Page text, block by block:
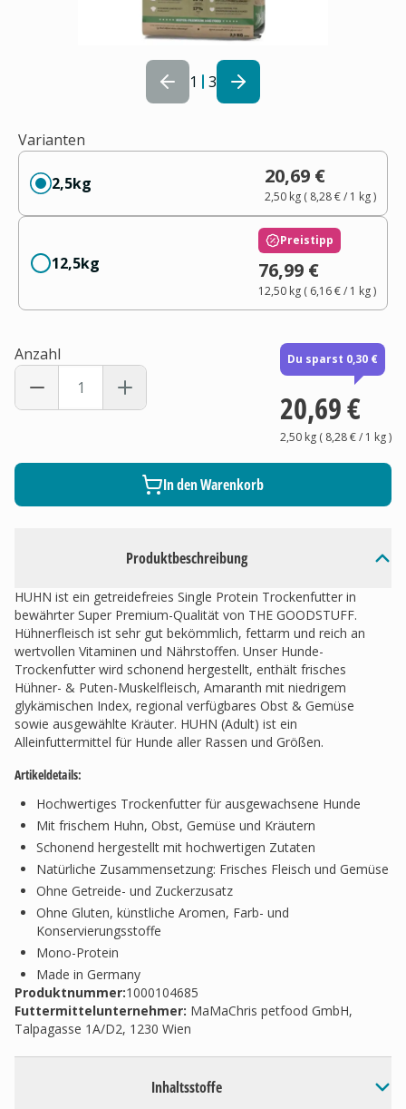
1 3
Produktbeschreibung
HUHN ist ein getreidefreies Single Protein Trockenfutter in
bewährter Super Premium-Qualität von THE GOODSTUFF.
Hühnerfleisch ist sehr gut bekömmlich, fettarm und reich an
wertvollen Vitaminen und Nährstoffen. Unser Hunde-
Trockenfutter wird schonend hergestellt, enthält frisches
Hühner- & Puten-Muskelfleisch, Amaranth mit niedrigem
glykämischen Index, regional verfügbares Obst & Gemüse
sowie ausgewählte Kräuter. HUHN (Adult) ist ein
Alleinfuttermittel für Hunde aller Rassen und Größen.
Artikeldetails:
Hochwertiges Trockenfutter für ausgewachsene Hunde
Mit frischem Huhn, Obst, Gemüse und Kräutern
Schonend hergestellt mit hochwertigen Zutaten
Natürliche Zusammensetzung: Frisches Fleisch und Gemüse
Ohne Getreide- und Zuckerzusatz
Ohne Gluten, künstliche Aromen, Farb- und
Konservierungsstoffe
Mono-Protein
Made in Germany
Produktnummer:1000104685
Futtermittelunternehmer: MaMaChris petfood GmbH,
Talpagasse 1A/D2, 1230 Wien
Inhaltsstoffe
Varianten
2,5kg 20,69 €
2,50 kg( 8,28 €/ 1 kg)
12,5kg
Preistipp
76,99 €
12,50 kg( 6,16 €/ 1 kg)
Anzahl Du sparst 0,30 €
20,69 €
2,50 kg( 8,28 €/ 1 kg)
In den Warenkorb